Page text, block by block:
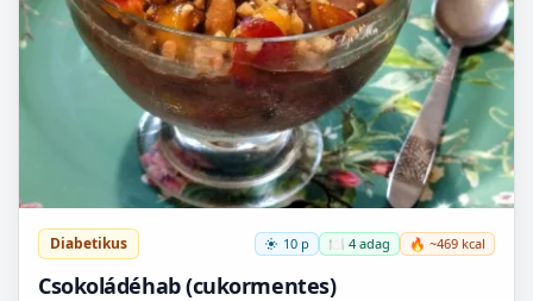
Diabetikus 10 p 🍽️ 4 adag 🔥 ~469 kcal
Csokoládéhab (cukormentes)